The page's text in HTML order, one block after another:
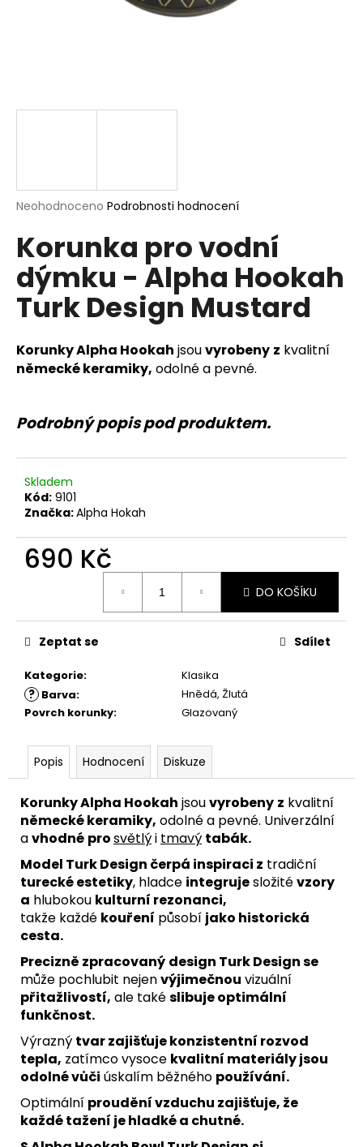
Průměrné
produktu
je
0,0
z
5
hvězdiček.
Neohodnoceno Podrobnosti hodnocení
Korunka pro vodní
dýmku - Alpha Hookah
Turk Design Mustard
Korunky Alpha Hookah jsouvyrobeny z kvalitní
německé keramiky, odolné a pevné.
Podrobný popis pod produktem.
Skladem
Kód: 9101
Značka:Alpha Hokah
690 Kč
DO KOŠÍKU
Kategorie: Klasika
? Barva:
Hnědá, Žlutá
Povrch korunky: Glazovaný
Zeptat se Sdílet
Popis Hodnocení Diskuze
Korunky Alpha Hookah jsouvyrobeny z kvalitní
německé keramiky, odolné a pevné. Univerzální
avhodné prosvětlýi tmavý tabák.
Model Turk Design čerpá inspiraci z tradiční
turecké estetiky, hladce integrujesložitévzory
a hlubokou kulturní rezonanci,
takže každé kouření působí jako historická
cesta.
Precizně zpracovaný design Turk Design se
může pochlubit nejenvýjimečnou vizuální
přitažlivostí, ale takéslibuje optimální
funkčnost.
Výrazný tvar zajišťuje konzistentní rozvod
tepla, zatímco vysoce kvalitní materiály jsou
odolné vůči úskalím běžného používání.
Optimální proudění vzduchu zajišťuje, že
každé tažení je hladké a chutné.
?
HLEDAT
D
o
p
o
u
č
e
e